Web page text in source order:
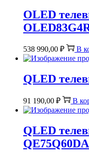
OLED
538 990,00 ₽ В
QLED
91 190,00 ₽ В
QLED